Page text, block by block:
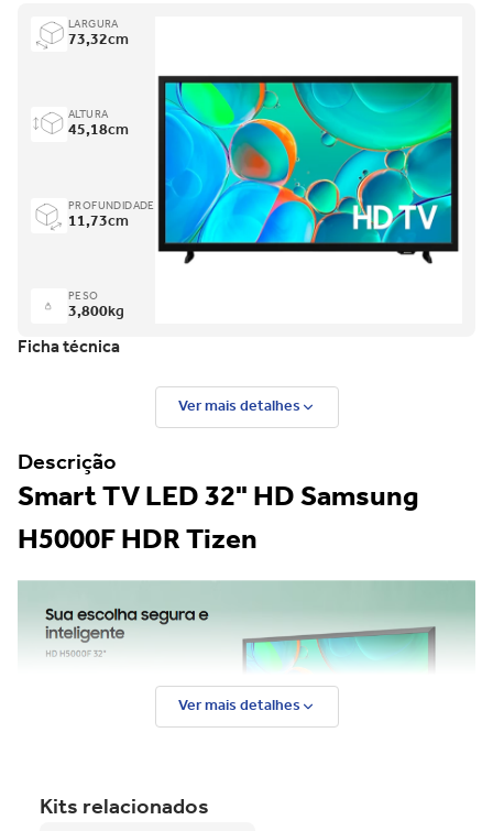
LARGURA
73,32cm
ALTURA
45,18cm
PROFUNDIDADE
11,73cm
PESO
3,800kg
Ficha técnica
Ver mais detalhes
Descrição
Smart TV LED 32" HD Samsung
H5000F HDR Tizen
Ver mais detalhes
Kits relacionados